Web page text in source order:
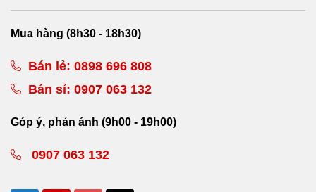
Mua hàng (8h30 - 18h30)
Bán lẻ: 0898 696 808
Bán sỉ: 0907 063 132
Góp ý, phản ánh (9h00 - 19h00)
0907 063 132